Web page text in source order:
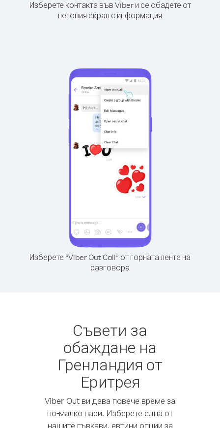
Изберете контакта във Viber и се обадете от
неговия екран с информация
Изберете “Viber Out Call” от горната лента на
разговора
Съвети за
обаждане на
Гренландия от
Еритрея
Viber Out ви дава повече време за
по-малко пари. Изберете една от
нашите гъвкави, евтини опции за